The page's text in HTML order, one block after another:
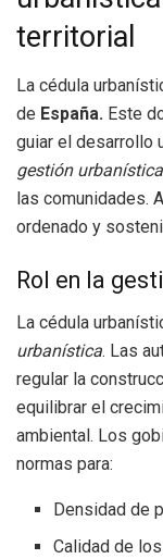
territorial
La cédula
de España. Este
guiar el desarrollo
gestión urbanística
las comunidades.
ordenado y
Rol en la
La cédula
urbanística. Las
regular la
equilibrar el
ambiental. Los
normas para:
Densidad de
Calidad de